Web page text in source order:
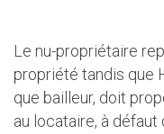
Le nu-propriétaire
propriété tandis que
que bailleur, doit
au locataire, à